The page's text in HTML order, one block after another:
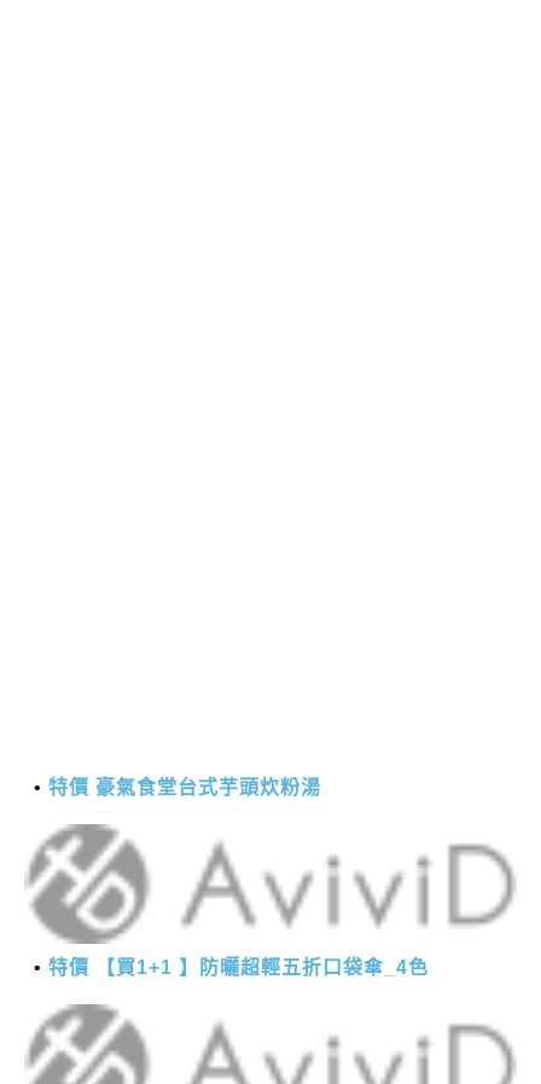
特價 豪氣食堂台式芋頭炊粉湯
特價 【買1+1 】防曬超輕五折口袋傘_4色